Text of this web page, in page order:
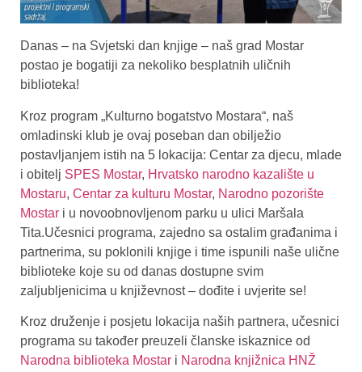
Danas – na Svjetski dan knjige – naš grad Mostar
postao je bogatiji za nekoliko besplatnih uličnih
biblioteka!
Kroz program „Kulturno bogatstvo Mostara“, naš
omladinski klub je ovaj poseban dan obilježio
postavljanjem istih na 5 lokacija: Centar za djecu, mlade
i obitelj SPES Mostar, Hrvatsko narodno kazalište u
Mostaru, Centar za kulturu Mostar, Narodno pozorište
Mostar i u novoobnovljenom parku u ulici Maršala
Tita.Učesnici programa, zajedno sa ostalim građanima i
partnerima, su poklonili knjige i time ispunili naše ulične
biblioteke koje su od danas dostupne svim
zaljubljenicima u književnost – dođite i uvjerite se!
Kroz druženje i posjetu lokacija naših partnera, učesnici
programa su također preuzeli članske iskaznice od
Narodna biblioteka Mostar i Narodna knjižnica HNŽ